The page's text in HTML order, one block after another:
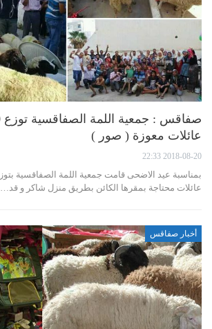
عائلات معوزة ( صور )
2018-08-20 22:33
عائلات محتاجة بمقرها الكائن بطريق منزل شاكر و قد…
أخبار صفاقس